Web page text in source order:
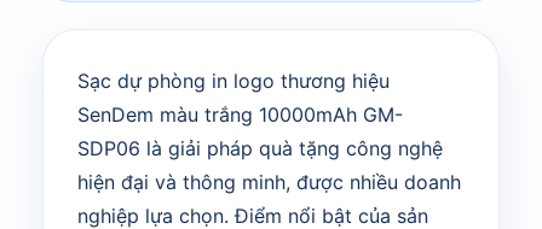
Sạc dự phòng in logo thương hiệu
SenDem màu trắng 10000mAh GM-
SDP06 là giải pháp quà tặng công nghệ
hiện đại và thông minh, được nhiều doanh
nghiệp lựa chọn. Điểm nổi bật của sản